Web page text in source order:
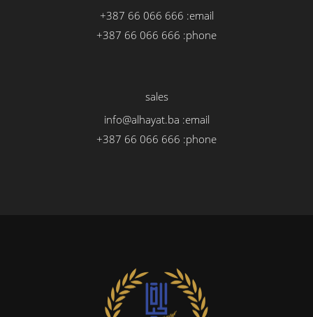
email:
+387 66 066 666
phone:
+387 66 066 666
sales
email:
info@alhayat.ba
phone:
+387 66 066 666